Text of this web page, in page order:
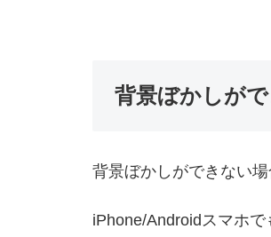
背景ぼかしが
背景ぼかしができない
iPhone/Androidスマホ